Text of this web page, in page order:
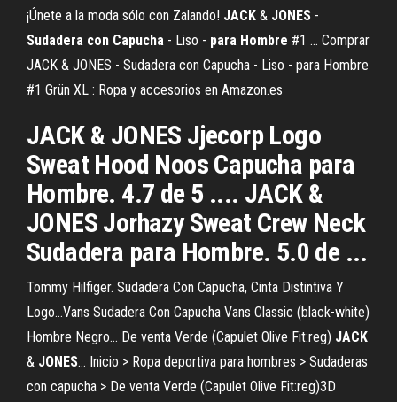
¡Únete a la moda sólo con Zalando! JACK & JONES -
Sudadera con Capucha - Liso - para Hombre #1 ... Comprar
JACK & JONES - Sudadera con Capucha - Liso - para Hombre
#1 Grün XL : Ropa y accesorios en Amazon.es
JACK & JONES Jjecorp Logo
Sweat Hood Noos Capucha para
Hombre. 4.7 de 5 .... JACK &
JONES Jorhazy Sweat Crew Neck
Sudadera para Hombre. 5.0 de ...
Tommy Hilfiger. Sudadera Con Capucha, Cinta Distintiva Y
Logo…Vans Sudadera Con Capucha Vans Classic (black-white)
Hombre Negro… De venta Verde (Capulet Olive Fit:reg) JACK
& JONES… Inicio > Ropa deportiva para hombres > Sudaderas
con capucha > De venta Verde (Capulet Olive Fit:reg)3D